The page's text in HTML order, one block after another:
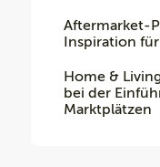
Aftermarket-
Inspiration
Home &
bei der
Marktplätzen